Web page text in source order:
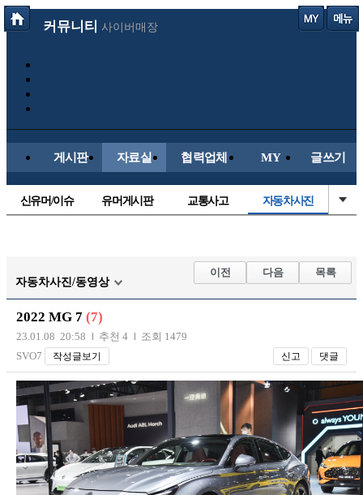
커뮤니티 사이버매장
게시판 자료실 협력업체 MY 글쓰기
신유머/이슈 유머게시판 교통사고 자동차사진
자유사진 군사/무기
트럭/버스 항공/해운/철도
장착시공사진
자동차사진/동영상
이전 다음 목록
2022 MG 7 (7)
23.01.08 20:58 추천 4
조회 1479
SVO7
작성글보기 신고 댓글